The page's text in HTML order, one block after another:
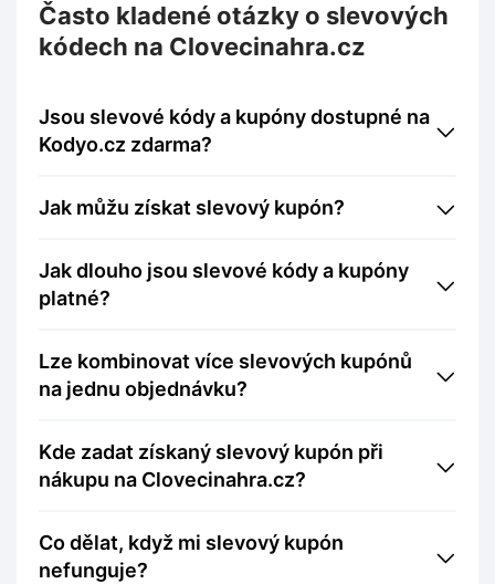
Často kladené otázky o slevových
kódech na Clovecinahra.cz
Jsou slevové kódy a kupóny dostupné na
Kodyo.cz zdarma?
Jak můžu získat slevový kupón?
Jak dlouho jsou slevové kódy a kupóny
platné?
Lze kombinovat více slevových kupónů
na jednu objednávku?
Kde zadat získaný slevový kupón při
nákupu na Clovecinahra.cz?
Co dělat, když mi slevový kupón
nefunguje?